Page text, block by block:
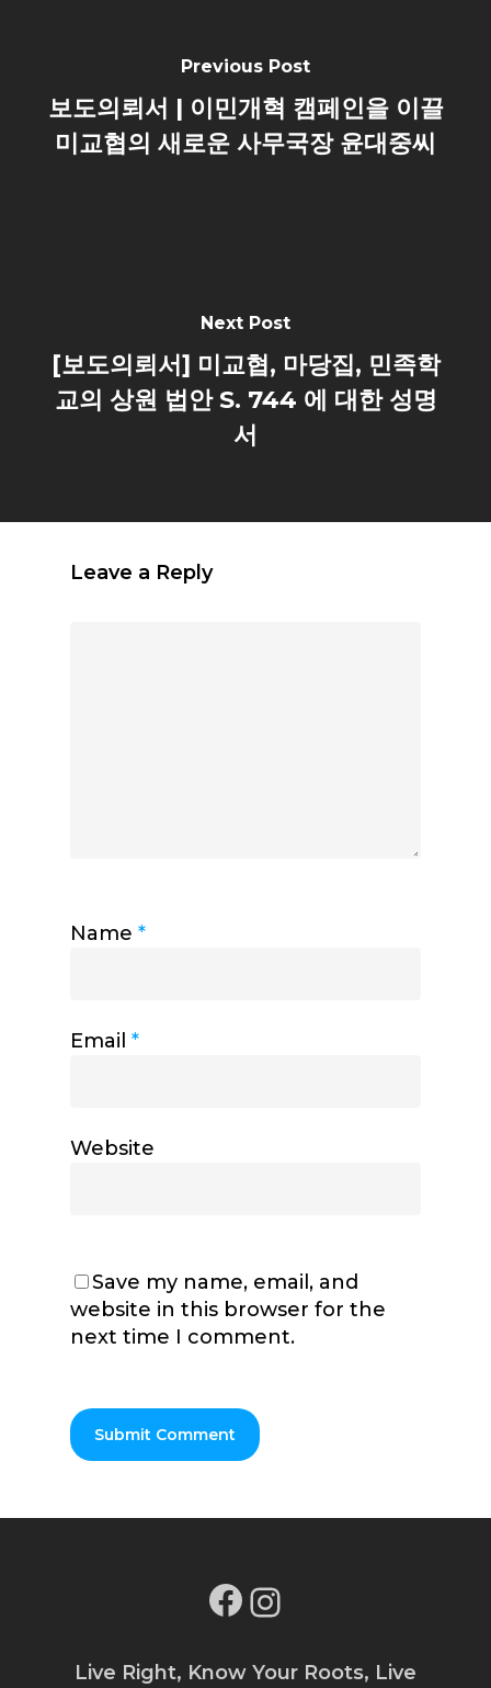
Previous Post
보도의뢰서 | 이민개혁 캠페인을 이끌
미교협의 새로운 사무국장 윤대중씨
Next Post
[보도의뢰서] 미교협, 마당집, 민족학
교의 상원 법안 S. 744 에 대한 성명
서
Leave a Reply
Name *
Email *
Website
Save my name, email, and
website in this browser for the
next time I comment.
Facebook
Live Right, Know Your Roots, Live